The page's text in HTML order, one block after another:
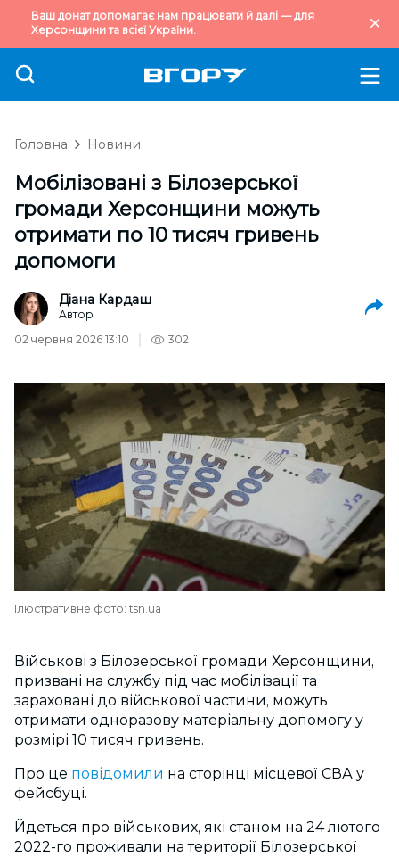
Ваш донат допомагає нам працювати й далі — для
Херсонщини та всієї України.
Головна Новини
Мобілізовані з Білозерської
громади Херсонщини можуть
отримати по 10 тисяч гривень
допомоги
Діана Кардаш
Автор
02 червня 2026 13:10
302
Ілюстративне фото: tsn.ua
Військові з Білозерської громади Херсонщини,
призвані на службу під час мобілізації та
зараховані до військової частини, можуть
отримати одноразову матеріальну допомогу у
розмірі 10 тисяч гривень.
Про це повідомили на сторінці місцевої СВА у
фейсбуці.
Йдеться про військових, які станом на 24 лютого
2022-го проживали на території Білозерської